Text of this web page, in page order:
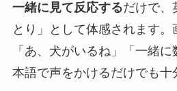
一緒に見て反応するだけで、
とり」として体感されます。
「あ、犬がいるね」「一緒
本語で声をかけるだけでも十